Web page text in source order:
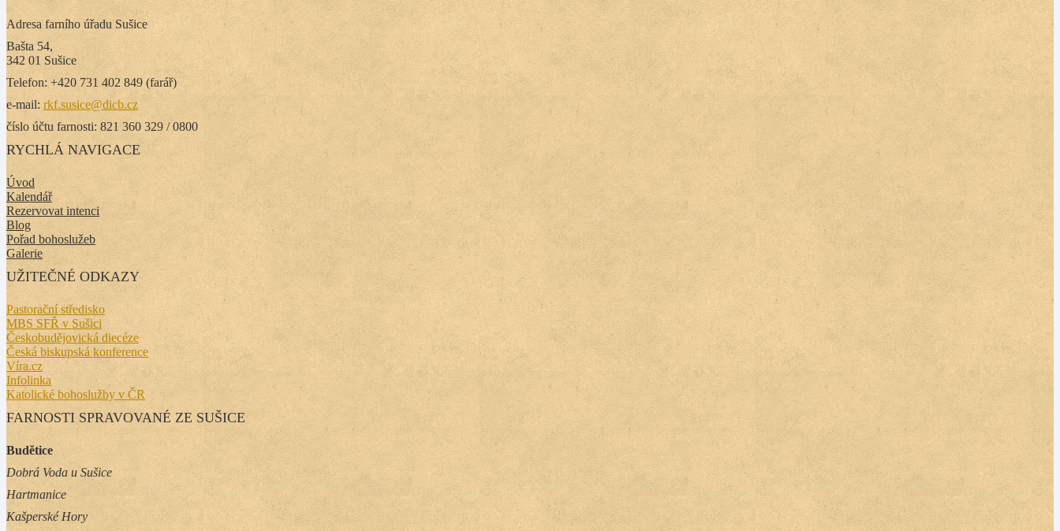
Adresa farního úřadu Sušice
Bašta 54,
342 01 Sušice
Telefon: +420 731 402 849 (farář)
e-mail: rkf.susice@dicb.cz
číslo účtu farnosti: 821 360 329 / 0800
RYCHLÁ NAVIGACE
Úvod
Kalendář
Rezervovat intenci
Blog
Pořad bohoslužeb
Galerie
UŽITEČNÉ ODKAZY
Pastorační středisko
MBS SFŘ v Sušici
Českobudějovická diecéze
Česká biskupská konference
Víra.cz
Infolinka
Katolické bohoslužby v ČR
FARNOSTI SPRAVOVANÉ ZE SUŠICE
Budětice
Dobrá Voda u Sušice
Hartmanice
Kašperské Hory